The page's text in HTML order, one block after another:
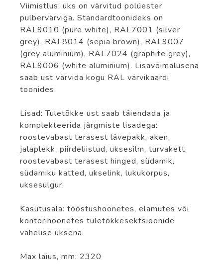
Viimistlus: uks on värvitud polüester
pulbervärviga. Standardtoonideks on
RAL9010 (pure white), RAL7001 (silver
grey), RAL8014 (sepia brown), RAL9007
(grey aluminium), RAL7024 (graphite grey),
RAL9006 (white aluminium). Lisavõimalusena
saab ust värvida kogu RAL värvikaardi
toonides.
Lisad: Tuletõkke ust saab täiendada ja
komplekteerida järgmiste lisadega:
roostevabast terasest lävepakk, aken,
jalaplekk, piirdeliistud, uksesilm, turvakett,
roostevabast terasest hinged, südamik,
südamiku katted, ukselink, lukukorpus,
uksesulgur.
Kasutusala: tööstushoonetes, elamutes või
kontorihoonetes tuletõkkesektsioonide
vahelise uksena.
Max laius, mm: 2320